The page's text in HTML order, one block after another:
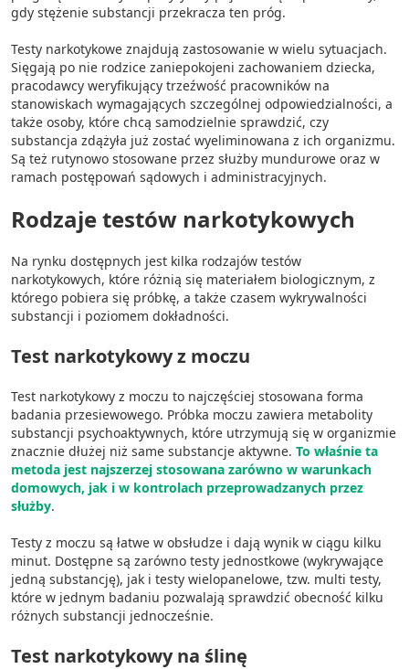
gdy stężenie substancji przekracza ten próg.
Testy narkotykowe znajdują zastosowanie w wielu sytuacjach.
Sięgają po nie rodzice zaniepokojeni zachowaniem dziecka,
pracodawcy weryfikujący trzeźwość pracowników na
stanowiskach wymagających szczególnej odpowiedzialności, a
także osoby, które chcą samodzielnie sprawdzić, czy
substancja zdążyła już zostać wyeliminowana z ich organizmu.
Są też rutynowo stosowane przez służby mundurowe oraz w
ramach postępowań sądowych i administracyjnych.
Rodzaje testów narkotykowych
Na rynku dostępnych jest kilka rodzajów testów
narkotykowych, które różnią się materiałem biologicznym, z
którego pobiera się próbkę, a także czasem wykrywalności
substancji i poziomem dokładności.
Test narkotykowy z moczu
Test narkotykowy z moczu to najczęściej stosowana forma
badania przesiewowego. Próbka moczu zawiera metabolity
substancji psychoaktywnych, które utrzymują się w organizmie
znacznie dłużej niż same substancje aktywne. To właśnie ta
metoda jest najszerzej stosowana zarówno w warunkach
domowych, jak i w kontrolach przeprowadzanych przez
służby.
Testy z moczu są łatwe w obsłudze i dają wynik w ciągu kilku
minut. Dostępne są zarówno testy jednostkowe (wykrywające
jedną substancję), jak i testy wielopanelowe, tzw. multi testy,
które w jednym badaniu pozwalają sprawdzić obecność kilku
różnych substancji jednocześnie.
Test narkotykowy na ślinę